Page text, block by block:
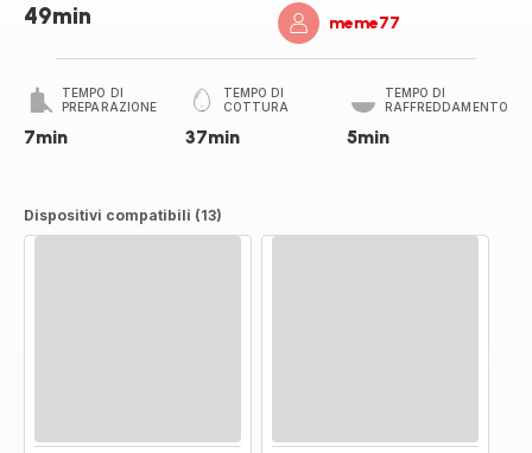
49min meme77
TEMPO DI
PREPARAZIONE
7min
TEMPO DI
COTTURA
37min
TEMPO DI
RAFFREDDAMENTO
5min
Dispositivi compatibili (13)